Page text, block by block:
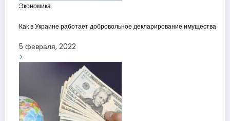
Экономика
Как в Украине работает добровольное декларирование имущества
5 февраля, 2022